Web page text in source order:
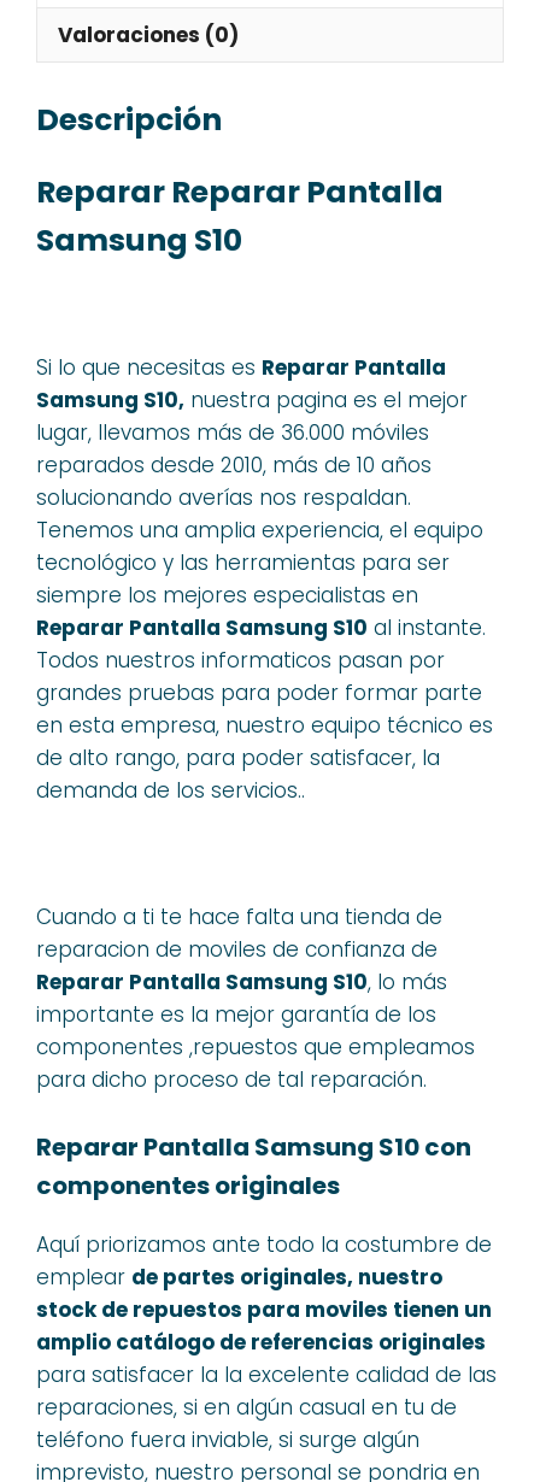
Valoraciones (0)
Descripción
Reparar Reparar Pantalla
Samsung S10
Si lo que necesitas es Reparar Pantalla
Samsung S10, nuestra pagina es el mejor
lugar, llevamos más de 36.000 móviles
reparados desde 2010, más de 10 años
solucionando averías nos respaldan.
Tenemos una amplia experiencia, el equipo
tecnológico y las herramientas para ser
siempre los mejores especialistas en
Reparar Pantalla Samsung S10 al instante.
Todos nuestros informaticos pasan por
grandes pruebas para poder formar parte
en esta empresa, nuestro equipo técnico es
de alto rango, para poder satisfacer, la
demanda de los servicios..
Cuando a ti te hace falta una tienda de
reparacion de moviles de confianza de
Reparar Pantalla Samsung S10, lo más
importante es la mejor garantía de los
componentes ,repuestos que empleamos
para dicho proceso de tal reparación.
Reparar Pantalla Samsung S10 con
componentes originales
Aquí priorizamos ante todo la costumbre de
emplear de partes originales, nuestro
stock de repuestos para moviles tienen un
amplio catálogo de referencias originales
para satisfacer la la excelente calidad de las
reparaciones, si en algún casual en tu de
teléfono fuera inviable, si surge algún
imprevisto, nuestro personal se pondria en